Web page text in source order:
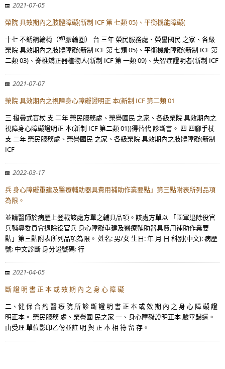
2021-07-05
榮院 具效期內之肢體障礙(新制 ICF 第 七類 05)、平衡機能障礙(
十七 不銹鋼輪椅（塑膠輪圈） 台 三年 榮民服務處、榮譽國民 之家、各級
榮院 具效期內之肢體障礙(新制 ICF 第 七類 05)、平衡機能障礙(新制 ICF 第
二類 03)、脊椎矯正器植物人(新制 ICF 第 一類 09)、失智症證明者(新制 ICF
2021-07-07
榮院 具效期內之視障身心障礙證明正 本(新制 ICF 第二類 01
三 摺疊式盲杖 支 二年 榮民服務處、榮譽國民 之家、各級榮院 具效期內之
視障身心障礙證明正 本(新制 ICF 第二類 01))得替代 診斷書。 四 四腳手杖
支 二年 榮民服務處、榮譽國民 之家、各級榮院 具效期內之肢體障礙(新制
ICF
2022-03-17
兵 身心障礙重建及醫療輔助器具費用補助作業要點」第三點附表所列品項
為限。
並請醫師於病歷上登載該處方單之輔具品項。該處方單以 「國軍退除役官
兵輔導委員會退除役官兵 身心障礙重建及醫療輔助器具費用補助作業要
點」第三點附表所列品項為限。 姓名: 男/女 生日: 年 月 日 科別(中文): 病歷
號: 中文診斷 身分證號碼: 行
2021-04-05
斷 證 明 書 正 本 或 效 期 內 之 身 心 障 礙
二、健 保 合 約 醫 療 院 所 診 斷 證 明 書 正 本 或 效 期 內 之 身 心 障 礙 證
明正本。 榮民服務 處、榮譽國 民之家 一、身心障礙證明正本 驗畢歸還。
由受理 單位影印乙份並註 明 與 正 本 相 符 留 存。